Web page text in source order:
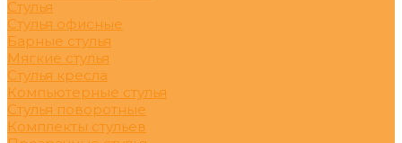
Стулья
Стулья офисные
Барные стулья
Мягкие стулья
Стулья кресла
Компьютерные стулья
Стулья поворотные
Комплекты стульев